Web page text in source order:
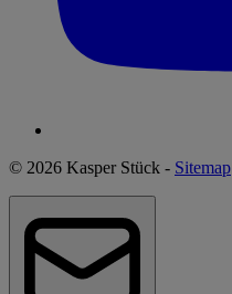
© 2026 Kasper Stück - Sitemap